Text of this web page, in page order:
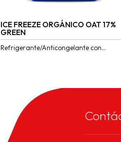
ICE FREEZE ORGÁNICO OAT 17%
GREEN
Refrigerante/Anticongelante con